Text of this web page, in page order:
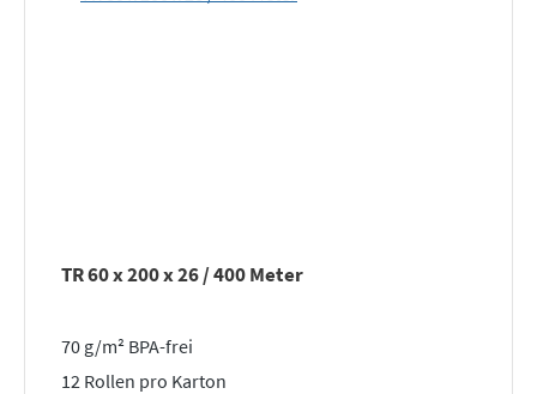
TR 60 x 200 x 26 / 400 Meter
70 g/m² BPA-frei
12 Rollen pro Karton